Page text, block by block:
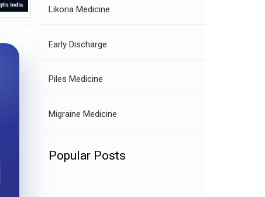
Likoria Medicine
Early Discharge
Piles Medicine
Migraine Medicine
Popular Posts